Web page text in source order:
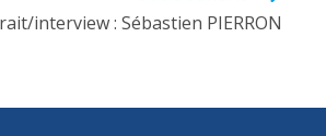
interview : Sébastien PIERRON